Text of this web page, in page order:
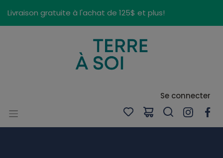
Livraison gratuite à l'achat de 125$ et plus!
Se connecter